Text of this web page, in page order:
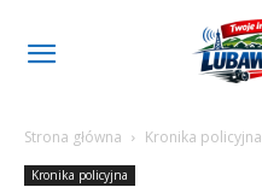
Strona główna Kronika policyjna
Kronika policyjna